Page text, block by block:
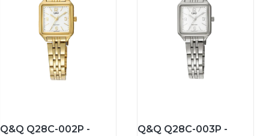
Q&Q Q28C-002P -
Q&Q Q28C-003P -